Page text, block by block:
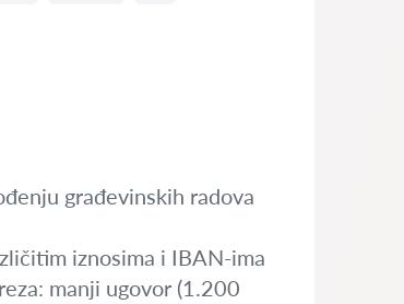
građevinskih radova
iznosima i IBAN-ima
manji ugovor (1.200